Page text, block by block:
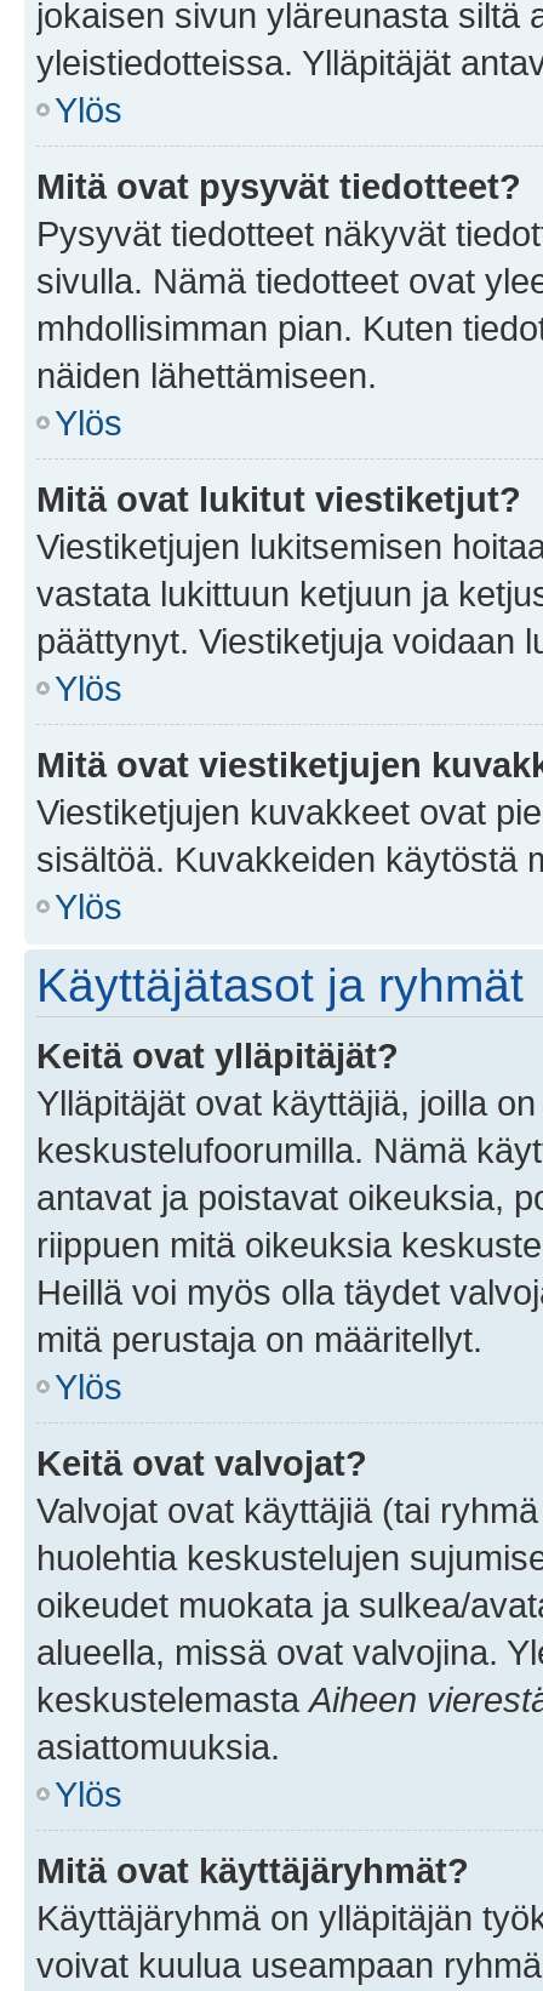
jokaisen sivun yläreunasta siltä
yleistiedotteissa. Ylläpitäjät
Ylös
Mitä ovat pysyvät tiedotteet?
Pysyvät tiedotteet näkyvät
sivulla. Nämä tiedotteet ovat
mhdollisimman pian. Kuten
näiden lähettämiseen.
Ylös
Mitä ovat lukitut viestiketjut?
Viestiketjujen lukitsemisen
vastata lukittuun ketjuun ja
päättynyt. Viestiketjuja voidaan
Ylös
Mitä ovat viestiketjujen
Viestiketjujen kuvakkeet ovat
sisältöä. Kuvakkeiden käytöstä
Ylös
Käyttäjätasot ja ryhmät
Keitä ovat ylläpitäjät?
Ylläpitäjät ovat käyttäjiä, joilla
keskustelufoorumilla. Nämä
antavat ja poistavat oikeuksia,
riippuen mitä oikeuksia
Heillä voi myös olla täydet
mitä perustaja on määritellyt.
Ylös
Keitä ovat valvojat?
Valvojat ovat käyttäjiä (tai
huolehtia keskustelujen
oikeudet muokata ja sulkea/
alueella, missä ovat valvojina.
keskustelemasta Aiheen
asiattomuuksia.
Ylös
Mitä ovat käyttäjäryhmät?
Käyttäjäryhmä on ylläpitäjän
voivat kuulua useampaan